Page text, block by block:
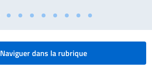
Naviguer dans la rubrique